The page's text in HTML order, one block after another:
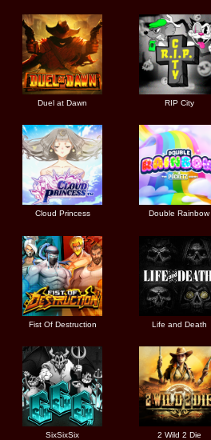
Duel at Dawn RIP City
Cloud Princess Double Rainbow
Fist Of Destruction Life and Death
SixSixSix 2 Wild 2 Die